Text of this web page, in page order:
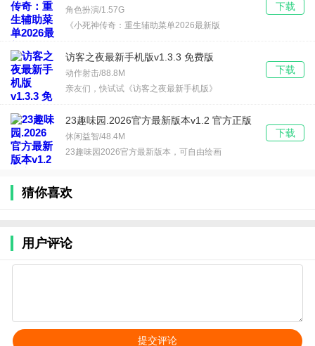
v1.2.24 免费版
角色扮演/1.57G
《小死神传奇：重生辅助菜单2026最新版
下载
访客之夜最新手机版v1.3.3 免费版
动作射击/88.8M
亲友们，快试试《访客之夜最新手机版》
下载
23趣味园.2026官方最新版本v1.2 官方正版
休闲益智/48.4M
23趣味园2026官方最新版本，可自由绘画
下载
猜你喜欢
用户评论